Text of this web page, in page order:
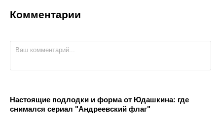
Комментарии
Настоящие подлодки и форма от Юдашкина: где
снимался сериал "Андреевский флаг"